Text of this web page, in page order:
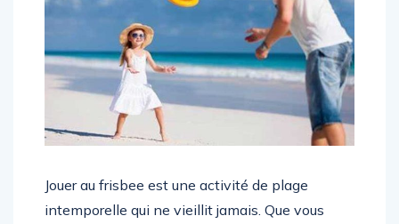
Jouer au frisbee est une activité de plage
intemporelle qui ne vieillit jamais. Que vous